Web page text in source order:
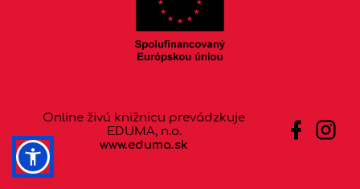
Online živú knižnicu prevádzkuje
EDUMA, n.o.
www.eduma.sk